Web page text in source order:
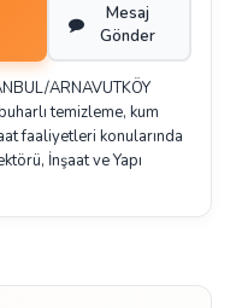
Mesaj
Gönder
ARNAVUTKÖY
temizleme, kum
faaliyetleri konularında
İnşaat ve Yapı